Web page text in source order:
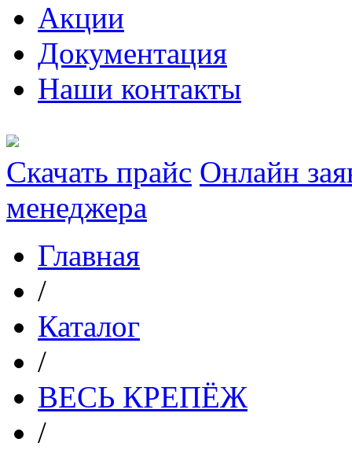
Акции
Документация
Наши контакты
Скачать прайс Онлайн
менеджера
Главная
/
Каталог
/
ВЕСЬ КРЕПЁЖ
/